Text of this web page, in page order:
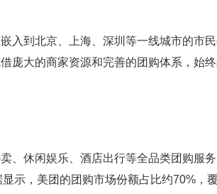
到北京、上海、深圳等一线城市的市民
庞大的商家资源和完善的团购体系，始
休闲娱乐、酒店出行等全品类团购服
示，美团的团购市场份额占比约70%，